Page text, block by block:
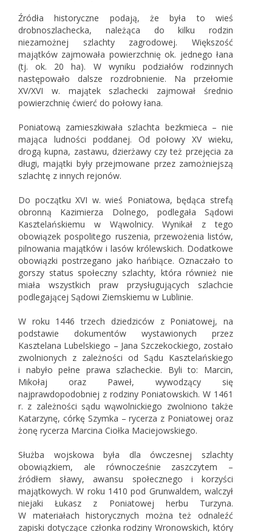
Źródła historyczne podają, że była to wieś
drobnoszlachecka, należąca do kilku rodzin
niezamożnej szlachty zagrodowej. Większość
majątków zajmowała powierzchnię ok. jednego łana
(tj. ok. 20 ha). W wyniku podziałów rodzinnych
następowało dalsze rozdrobnienie. Na przełomie
XV/XVI w. majątek szlachecki zajmował średnio
powierzchnię ćwierć do połowy łana.
Poniatową zamieszkiwała szlachta bezkmieca – nie
mająca ludności poddanej. Od połowy XV wieku,
drogą kupna, zastawu, dzierżawy czy też przejęcia za
długi, majątki były przejmowane przez zamożniejszą
szlachtę z innych rejonów.
Do początku XVI w. wieś Poniatowa, będąca strefą
obronną Kazimierza Dolnego, podlegała Sądowi
Kasztelańskiemu w Wąwolnicy. Wynikał z tego
obowiązek pospolitego ruszenia, przewożenia listów,
pilnowania majątków i lasów królewskich. Dodatkowe
obowiązki postrzegano jako hańbiące. Oznaczało to
gorszy status społeczny szlachty, która również nie
miała wszystkich praw przysługujących szlachcie
podlegającej Sądowi Ziemskiemu w Lublinie.
W roku 1446 trzech dziedziców z Poniatowej, na
podstawie dokumentów wystawionych przez
Kasztelana Lubelskiego – Jana Szczekockiego, zostało
zwolnionych z zależności od Sądu Kasztelańskiego
i nabyło pełne prawa szlacheckie. Byli to: Marcin,
Mikołaj oraz Paweł, wywodzący się
najprawdopodobniej z rodziny Poniatowskich. W 1461
r. z zależności sądu wąwolnickiego zwolniono także
Katarzynę, córkę Szymka – rycerza z Poniatowej oraz
żonę rycerza Marcina Ciołka Maciejowskiego.
Służba wojskowa była dla ówczesnej szlachty
obowiązkiem, ale równocześnie zaszczytem –
źródłem sławy, awansu społecznego i korzyści
majątkowych. W roku 1410 pod Grunwaldem, walczył
niejaki Łukasz z Poniatowej herbu Turzyna.
W materiałach historycznych można też odnaleźć
zapiski dotyczące członka rodziny Wronowskich, który